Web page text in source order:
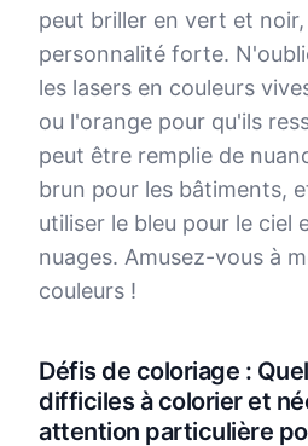
peut briller en vert et
personnalité forte.
les lasers en couleurs
ou l'orange pour qu'ils
peut être remplie de
brun pour les bâtiments,
utiliser le bleu pour le ciel
nuages. Amusez-vous à
couleurs !
Défis de coloriage :
difficiles à colorier et
attention particulière